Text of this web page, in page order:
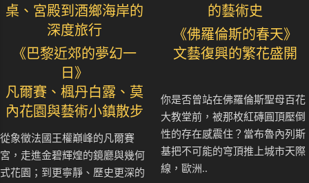
桌、宮殿到酒鄉海岸的
深度旅行
《巴黎近郊的夢幻一
日》
凡爾賽、楓丹白露、莫
內花園與藝術小鎮散步
從象徵法國王權巔峰的凡爾賽
宮，走進金碧輝煌的鏡廳與幾何
式花園；到更寧靜、歷史更深的
的藝術史
《佛羅倫斯的春天》
文藝復興的繁花盛開
你是否曾站在佛羅倫斯聖母百花
大教堂前，被那枚紅磚圓頂壓倒
性的存在感震住？當布魯內列斯
基把不可能的穹頂推上城市天際
線，歐洲..